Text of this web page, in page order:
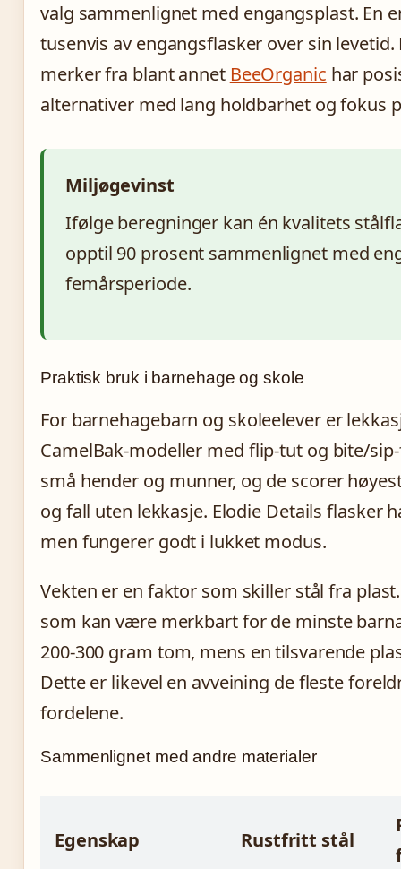
valg sammenlignet med engangsplast. En
tusenvis av engangsflasker over sin
merker fra blant annet BeeOrganic har
alternativer med lang holdbarhet og fokus
Miljøgevinst
Ifølge beregninger kan én kvalitets
opptil 90 prosent sammenlignet med
femårsperiode.
Praktisk bruk i barnehage og skole
For barnehagebarn og skoleelever er
CamelBak-modeller med flip-tut og bite/
små hender og munner, og de scorer
og fall uten lekkasje. Elodie Details flasker
men fungerer godt i lukket modus.
Vekten er en faktor som skiller stål fra
som kan være merkbart for de minste
200-300 gram tom, mens en tilsvarende
Dette er likevel en avveining de fleste
fordelene.
Sammenlignet med andre materialer
Egenskap Rustfritt stål